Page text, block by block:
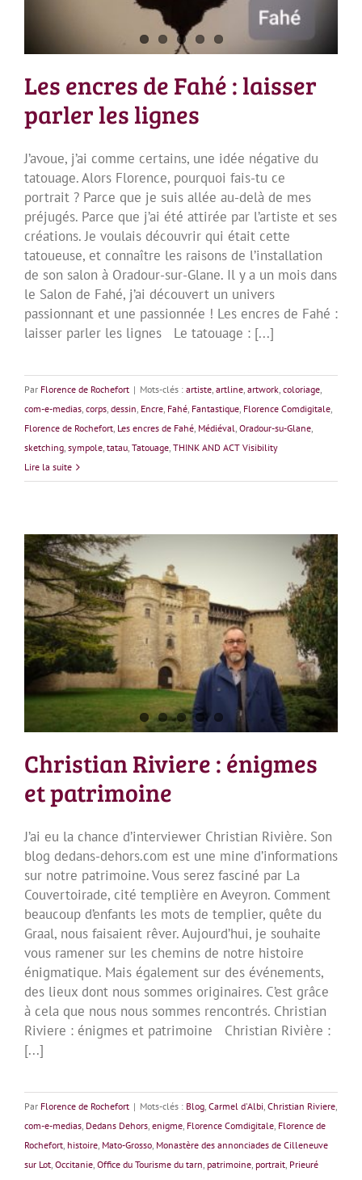
Les encres de Fahé : laisser
parler les lignes
J’avoue, j’ai comme certains, une idée négative du
tatouage. Alors Florence, pourquoi fais-tu ce
portrait ? Parce que je suis allée au-delà de mes
préjugés. Parce que j’ai été attirée par l’artiste et ses
créations. Je voulais découvrir qui était cette
tatoueuse, et connaître les raisons de l’installation
de son salon à Oradour-sur-Glane. Il y a un mois dans
le Salon de Fahé, j’ai découvert un univers
passionnant et une passionnée ! Les encres de Fahé :
laisser parler les lignes Le tatouage : [...]
Par Florence de Rochefort | Mots-clés : artiste, artline, artwork, coloriage,
com-e-medias, corps, dessin, Encre, Fahé, Fantastique, Florence Comdigitale,
Florence de Rochefort, Les encres de Fahé, Médiéval, Oradour-su-Glane,
sketching, sympole, tatau, Tatouage, THINK AND ACT Visibility
Lire la suite
Christian Riviere : énigmes et patrimoine
Christian Riviere : énigmes
et patrimoine
J’ai eu la chance d’interviewer Christian Rivière. Son
blog dedans-dehors.com est une mine d’informations
sur notre patrimoine. Vous serez fasciné par La
Couvertoirade, cité templière en Aveyron. Comment
beaucoup d’enfants les mots de templier, quête du
Graal, nous faisaient rêver. Aujourd’hui, je souhaite
vous ramener sur les chemins de notre histoire
énigmatique. Mais également sur des événements,
des lieux dont nous sommes originaires. C’est grâce
à cela que nous nous sommes rencontrés. Christian
Riviere : énigmes et patrimoine Christian Rivière :
[...]
Par Florence de Rochefort | Mots-clés : Blog, Carmel d'Albi, Christian Riviere,
com-e-medias, Dedans Dehors, enigme, Florence Comdigitale, Florence de
Rochefort, histoire, Mato-Grosso, Monastère des annonciades de Cilleneuve
sur Lot, Occitanie, Office du Tourisme du tarn, patrimoine, portrait, Prieuré